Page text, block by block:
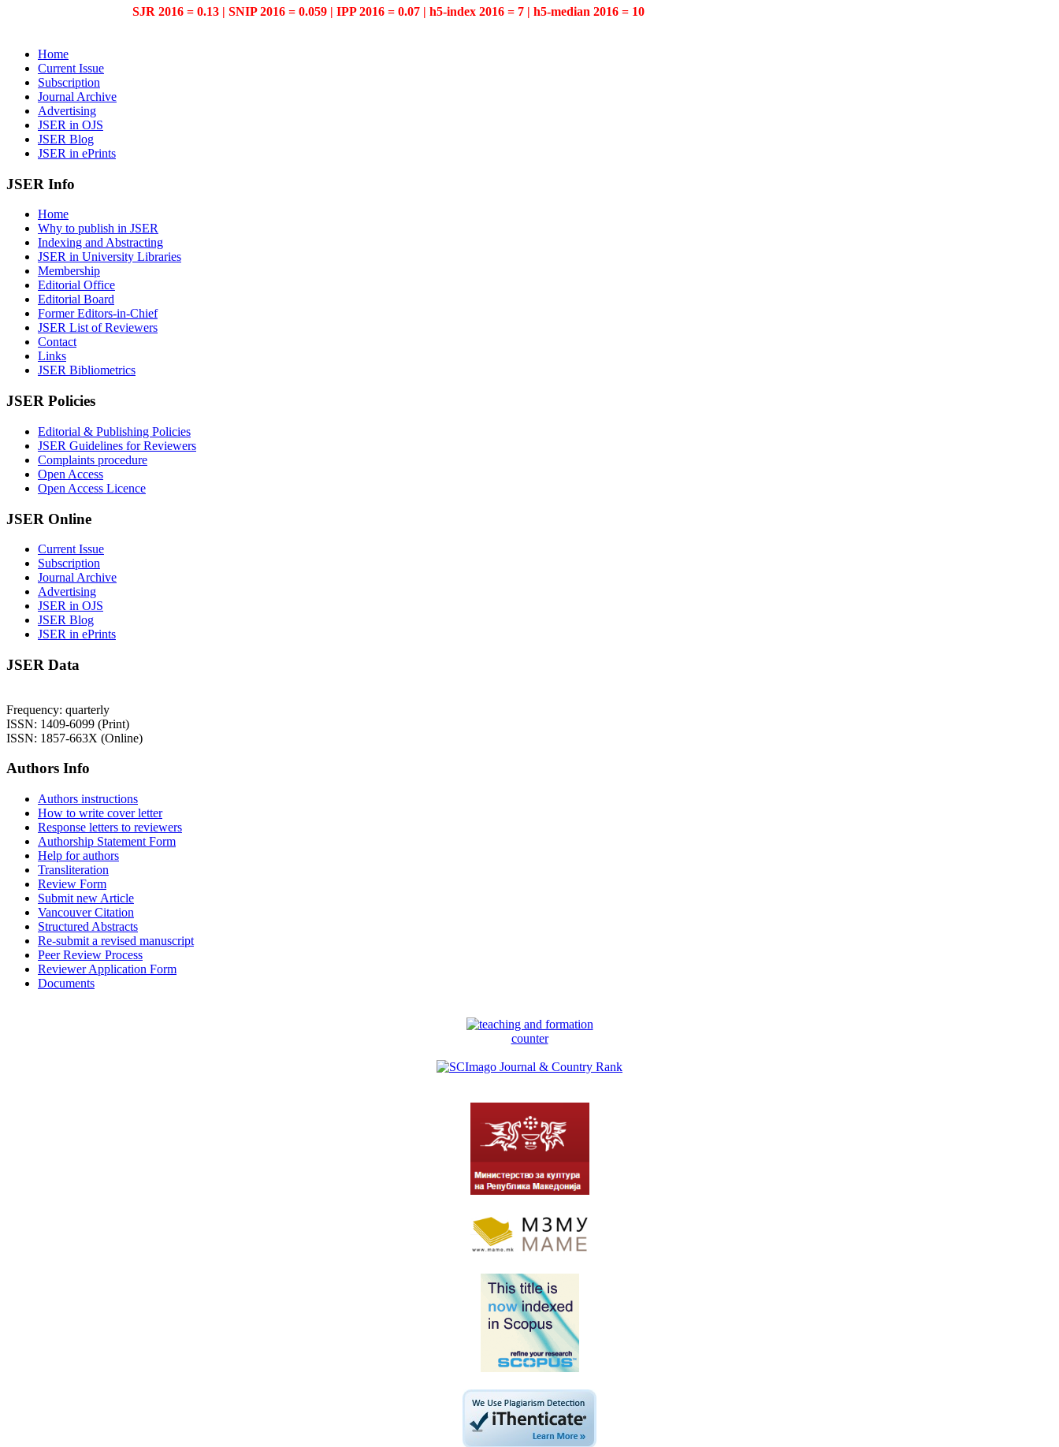
SJR 2016 = 0.13 | SNIP 2016 = 0.059 | IPP 2016 = 0.07 | h5-index 2016 = 7 | h5-median 2016 = 10
Home
Current Issue
Subscription
Journal Archive
Advertising
JSER in OJS
JSER Blog
JSER in ePrints
JSER Info
Home
Why to publish in JSER
Indexing and Abstracting
JSER in University Libraries
Membership
Editorial Office
Editorial Board
Former Editors-in-Chief
JSER List of Reviewers
Contact
Links
JSER Bibliometrics
JSER Policies
Editorial & Publishing Policies
JSER Guidelines for Reviewers
Complaints procedure
Open Access
Open Access Licence
JSER Online
Current Issue
Subscription
Journal Archive
Advertising
JSER in OJS
JSER Blog
JSER in ePrints
JSER Data
Frequency: quarterly
ISSN: 1409-6099 (Print)
ISSN: 1857-663X (Online)
Authors Info
Authors instructions
How to write cover letter
Response letters to reviewers
Authorship Statement Form
Help for authors
Transliteration
Review Form
Submit new Article
Vancouver Citation
Structured Abstracts
Re-submit a revised manuscript
Peer Review Process
Reviewer Application Form
Documents
counter